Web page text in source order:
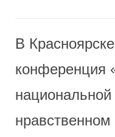
В
конференция
национальной
нравственном